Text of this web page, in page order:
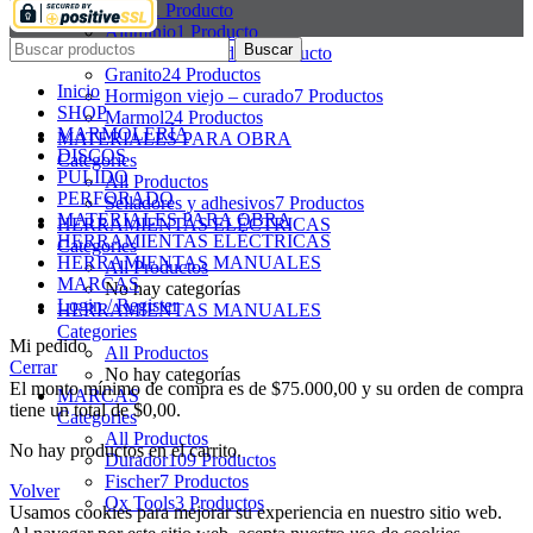
Acero 1 Producto
Aluminio1 Producto
Fresas diamantadas1 Producto
Granito24 Productos
Hormigon viejo – curado7 Productos
Marmol24 Productos
MATERIALES PARA OBRA
Categories
All Productos
Selladores y adhesivos7 Productos
HERRAMIENTAS ELÉCTRICAS
Categories
AllProductos
No hay categorías
HERRAMIENTAS MANUALES
Categories
All Productos
No hay categorías
MARCAS
Categories
All Productos
Durador109 Productos
Fischer7 Productos
Ox Tools3 Productos
Buscar
Inicio
SHOP
MARMOLERÍA
DISCOS
PULIDO
PERFORADO
MATERIALES PARA OBRA
HERRAMIENTAS ELÉCTRICAS
HERRAMIENTAS MANUALES
MARCAS
Login / Register
Mi pedido
Cerrar
El monto mínimo de compra es de $75.000,00 y su orden de compra
tiene un total de$0,00.
No hay productos en el carrito.
Volver
Usamos cookies para mejorar su experiencia en nuestro sitio web.